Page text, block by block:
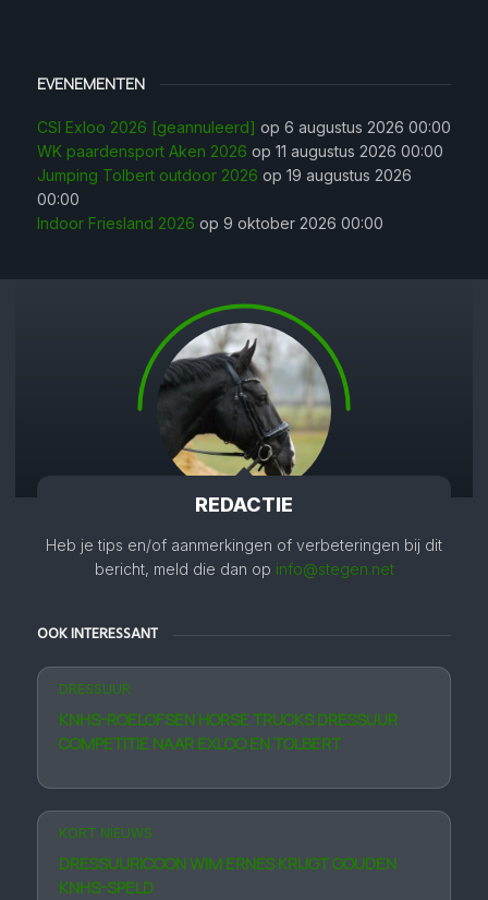
REDACTIE
Heb je tips en/of aanmerkingen of verbeteringen bij dit
bericht, meld die dan op info@stegen.net
OOK INTERESSANT
DRESSUUR
KNHS-ROELOFSEN HORSE TRUCKS DRESSUUR
COMPETITIE NAAR EXLOO EN TOLBERT
KORT NIEUWS
DRESSUURICOON WIM ERNES KRIJGT GOUDEN
KNHS-SPELD
EVENEMENTEN
CSI Exloo 2026 [geannuleerd] op 6 augustus 2026 00:00
WK paardensport Aken 2026 op 11 augustus 2026 00:00
Jumping Tolbert outdoor 2026 op 19 augustus 2026
00:00
Indoor Friesland 2026 op 9 oktober 2026 00:00